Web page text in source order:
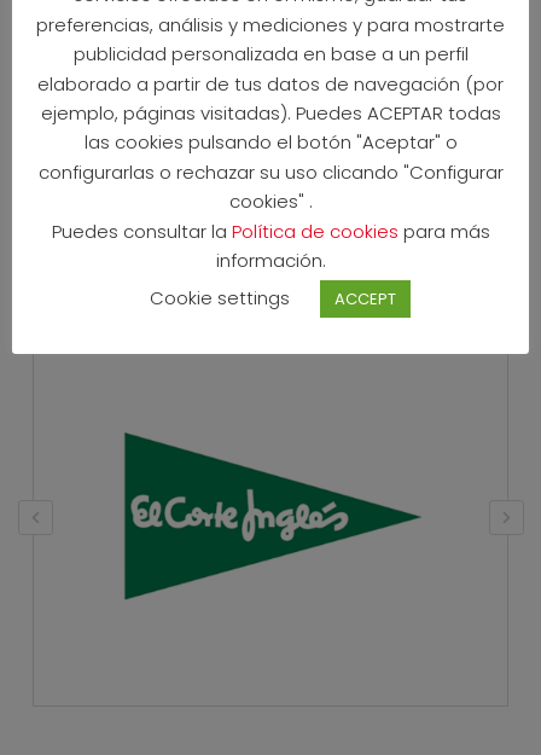
preferencias, análisis y mediciones y para mostrarte
publicidad personalizada en base a un perfil
elaborado a partir de tus datos de navegación (por
ejemplo, páginas visitadas). Puedes ACEPTAR todas
las cookies pulsando el botón "Aceptar" o
configurarlas o rechazar su uso clicando "Configurar
cookies" .
Puedes consultar la Política de cookies para más
información.
Cookie settings
ACCEPT